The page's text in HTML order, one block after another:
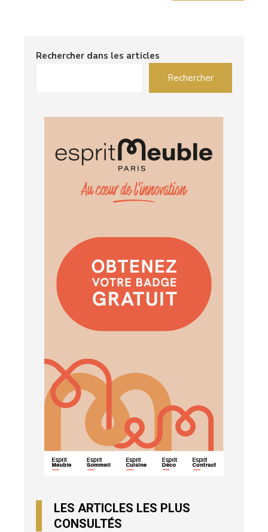
Rechercher dans les articles
Rechercher
LES ARTICLES LES PLUS
CONSULTÉS